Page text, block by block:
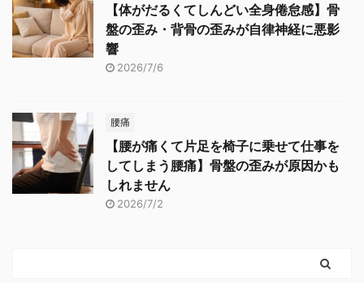
【体がだるくてしんどい全身倦怠感】骨
盤の歪み・背骨の歪みが自律神経に悪影
響
2026/7/6
腰痛
【腰が痛くて片足を椅子に乗せて仕事を
してしまう腰痛】骨盤の歪みが原因かも
しれません
2026/7/2